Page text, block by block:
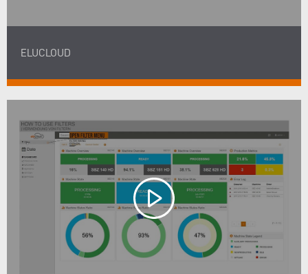
ELUCLOUD